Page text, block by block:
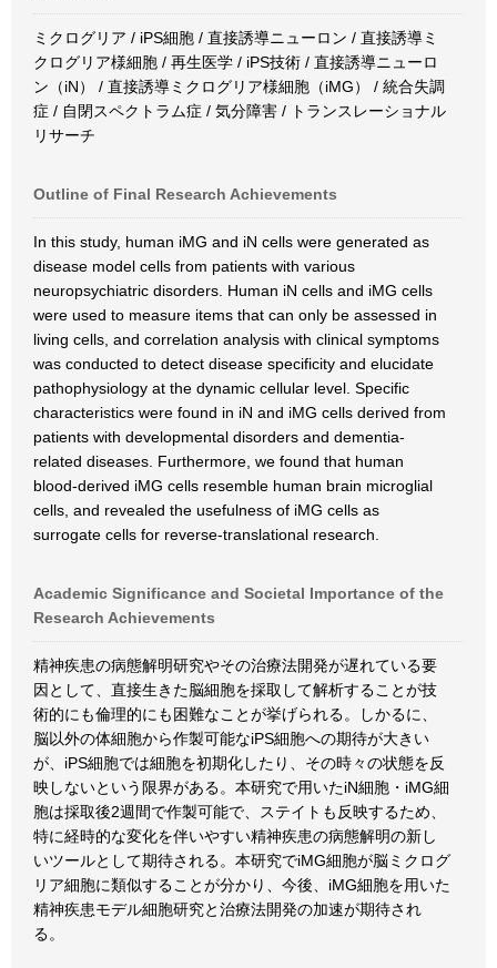
ミクログリア / iPS細胞 / 直接誘導ニューロン / 直接誘導ミ
クログリア様細胞 / 再生医学 / iPS技術 / 直接誘導ニューロ
ン（iN） / 直接誘導ミクログリア様細胞（iMG） / 統合失調
症 / 自閉スペクトラム症 / 気分障害 / トランスレーショナル
リサーチ
Outline of Final Research Achievements
In this study, human iMG and iN cells were generated as
disease model cells from patients with various
neuropsychiatric disorders. Human iN cells and iMG cells
were used to measure items that can only be assessed in
living cells, and correlation analysis with clinical symptoms
was conducted to detect disease specificity and elucidate
pathophysiology at the dynamic cellular level. Specific
characteristics were found in iN and iMG cells derived from
patients with developmental disorders and dementia-
related diseases. Furthermore, we found that human
blood-derived iMG cells resemble human brain microglial
cells, and revealed the usefulness of iMG cells as
surrogate cells for reverse-translational research.
Academic Significance and Societal Importance of the
Research Achievements
精神疾患の病態解明研究やその治療法開発が遅れている要
因として、直接生きた脳細胞を採取して解析することが技
術的にも倫理的にも困難なことが挙げられる。しかるに、
脳以外の体細胞から作製可能なiPS細胞への期待が大きい
が、iPS細胞では細胞を初期化したり、その時々の状態を反
映しないという限界がある。本研究で用いたiN細胞・iMG細
胞は採取後2週間で作製可能で、ステイトも反映するため、
特に経時的な変化を伴いやすい精神疾患の病態解明の新し
いツールとして期待される。本研究でiMG細胞が脳ミクログ
リア細胞に類似することが分かり、今後、iMG細胞を用いた
精神疾患モデル細胞研究と治療法開発の加速が期待され
る。